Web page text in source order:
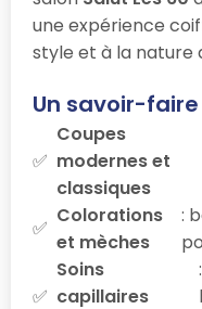
une expérience
style et à la nature
Un savoir-
Coupes
modernes et
classiques
Colorations
et mèches
:
Soins
capillaires